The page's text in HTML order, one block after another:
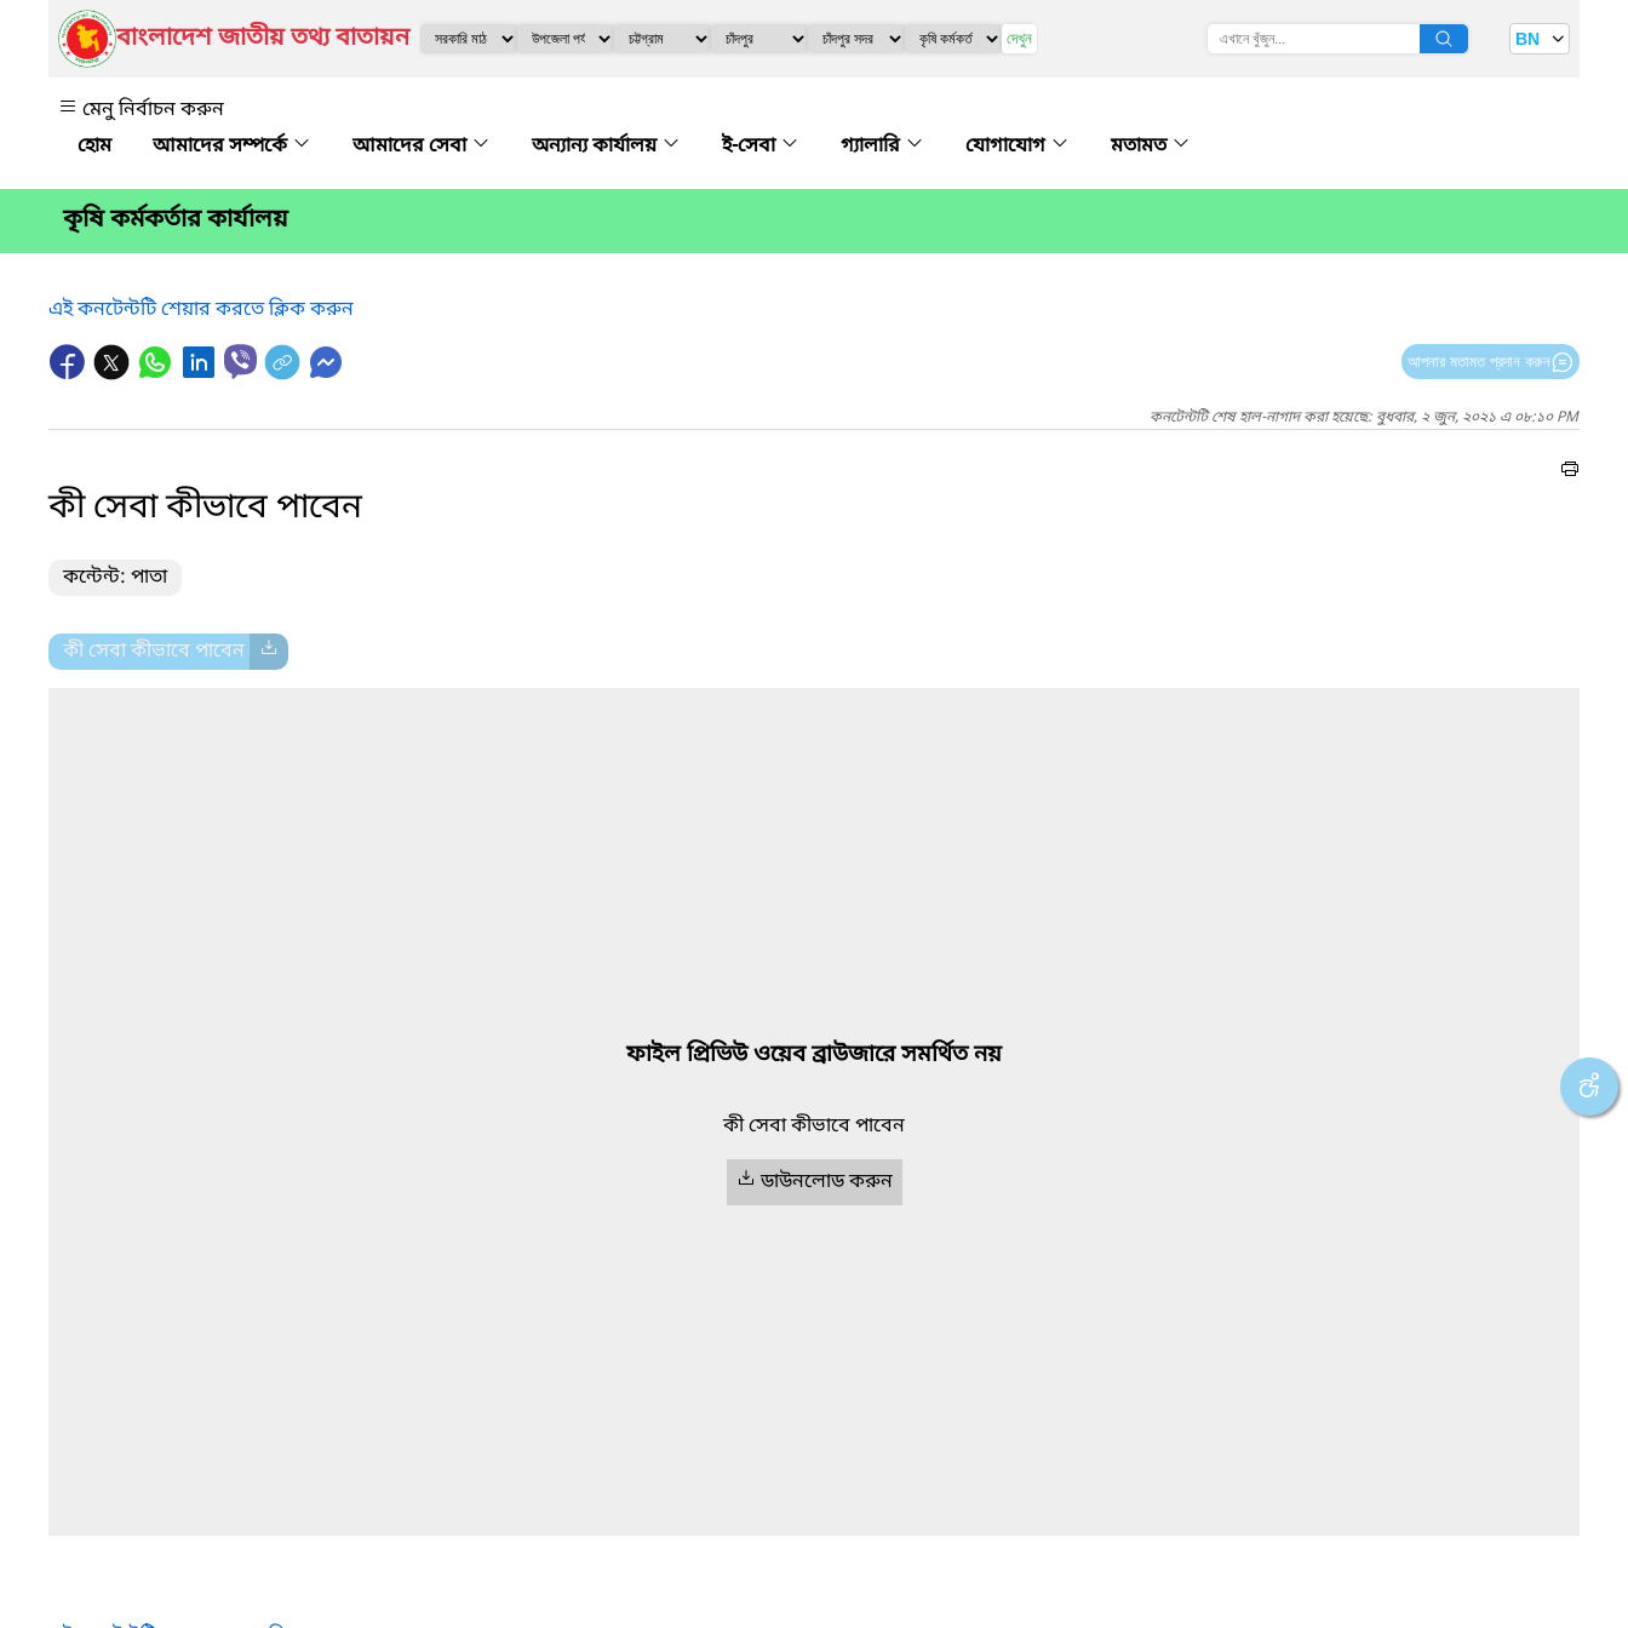
বাংলাদেশ জাতীয় তথ্য বাতায়ন দেখুন BN
মেনু নির্বাচন করুন
আমাদের সম্পর্কে
আমাদের সেবা অন্যান্য কার্যালয় ই-সেবা গ্যালারি যোগাযোগ মতামত
কৃষি কর্মকর্তার কার্যালয়
এই কনটেন্টটি শেয়ার করতে ক্লিক করুন
আপনার মতামত প্রদান করুন
কনটেন্টটি শেষ হাল-নাগাদ করা হয়েছে: বুধবার, ২ জুন, ২০২১ এ ০৮:১০ PM
কী সেবা কীভাবে পাবেন
কন্টেন্ট: পাতা
কী সেবা কীভাবে পাবেন
ফাইল প্রিভিউ ওয়েব ব্রাউজারে সমর্থিত নয়
কী সেবা কীভাবে পাবেন
ডাউনলোড করুন